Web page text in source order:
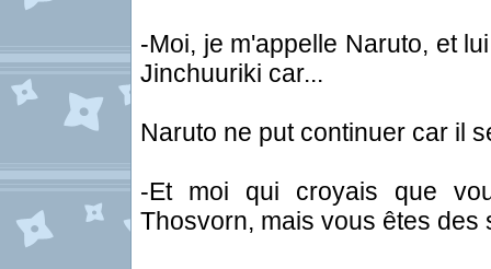
-Moi, je m'appelle Naruto, et
Jinchuuriki car...
Naruto ne put continuer car il
-Et moi qui croyais que
Thosvorn, mais vous êtes des